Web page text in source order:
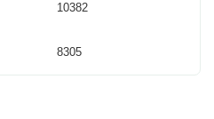
10382
8305